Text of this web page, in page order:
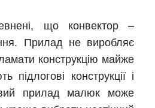
що конвектор –
Прилад не виробляє
конструкцію майже
підлогові конструкції і
прилад малюк може